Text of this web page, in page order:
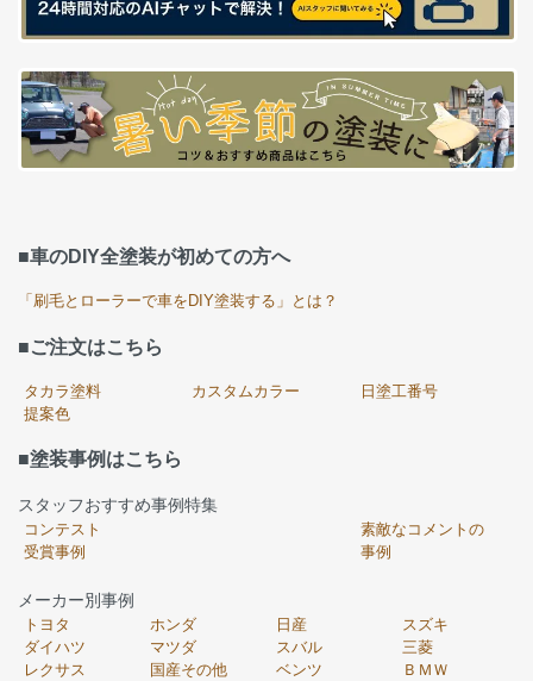
■車のDIY全塗装が初めての方へ
「刷毛とローラーで車をDIY塗装する」とは？
■ご注文はこちら
タカラ塗料
提案色
カスタムカラー 日塗工番号
■塗装事例はこちら
スタッフおすすめ事例特集
コンテスト
受賞事例
素敵なコメントの
事例
メーカー別事例
トヨタ ホンダ 日産
スズキ
ダイハツ
マツダ スバル
三菱
レクサス
国産その他 ベンツ
ＢＭＷ